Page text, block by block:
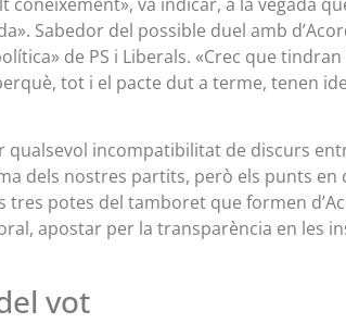
Sabedor del possible duel amb
de PS i Liberals. «Crec que
tot i el pacte dut a terme, tenen
qualsevol incompatibilitat de discurs
dels nostres partits, però els punts en
tres potes del tamboret que formen
apostar per la transparència en les
vot